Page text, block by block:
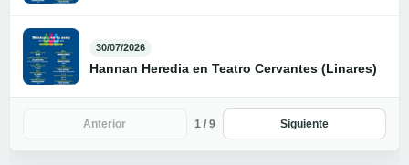
30/07/2026
Hannan Heredia en Teatro Cervantes (Linares)
Anterior 1 / 9 Siguiente